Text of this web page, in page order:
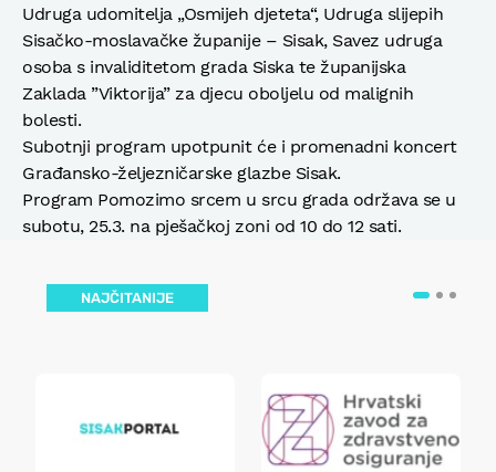
Udruga udomitelja „Osmijeh djeteta“, Udruga slijepih
Sisačko-moslavačke županije – Sisak, Savez udruga
osoba s invaliditetom grada Siska te županijska
Zaklada ”Viktorija” za djecu oboljelu od malignih
bolesti.
Subotnji program upotpunit će i promenadni koncert
Građansko-željezničarske glazbe Sisak.
Program Pomozimo srcem u srcu grada održava se u
subotu, 25.3. na pješačkoj zoni od 10 do 12 sati.
NAJČITANIJE